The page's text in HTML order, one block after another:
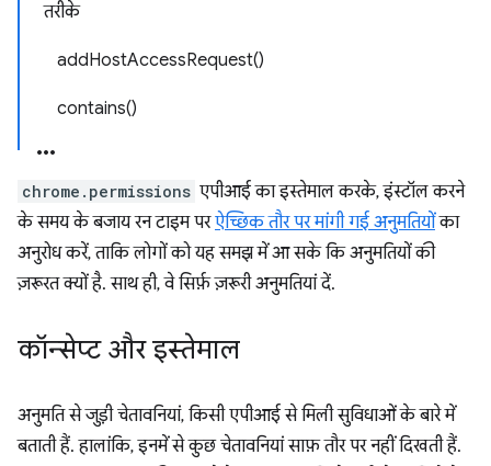
तरीके
addHostAccessRequest()
contains()
chrome.permissions एपीआई का इस्तेमाल करके, इंस्टॉल करने
के समय के बजाय रन टाइम परऐच्छिक तौर पर मांगी गई अनुमतियोंका
अनुरोध करें, ताकि लोगों को यह समझ में आ सके कि अनुमतियों की
ज़रूरत क्यों है. साथ ही, वे सिर्फ़ ज़रूरी अनुमतियां दें.
कॉन्सेप्ट और इस्तेमाल
अनुमति से जुड़ी चेतावनियां, किसी एपीआई से मिली सुविधाओं के बारे में
बताती हैं. हालांकि, इनमें से कुछ चेतावनियां साफ़ तौर पर नहीं दिखती हैं.